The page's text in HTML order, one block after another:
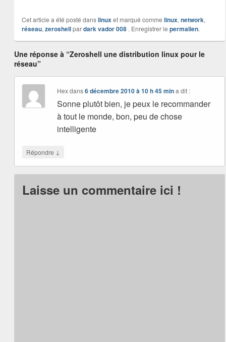
Cet article a été posté danslinuxet marqué comme linux,network,
réseau,zeroshellpardark vador 008. Enregistrer le permalien.
Une réponse à “Zeroshell une distribution linux pour le
réseau”
Hexdans6 décembre 2010 à 10 h 45 mina dit :
Sonne plutôt bien, je peux le recommander
à tout le monde, bon, peu de chose
intelligente
Répondre ↓
Laisse un commentaire ici !